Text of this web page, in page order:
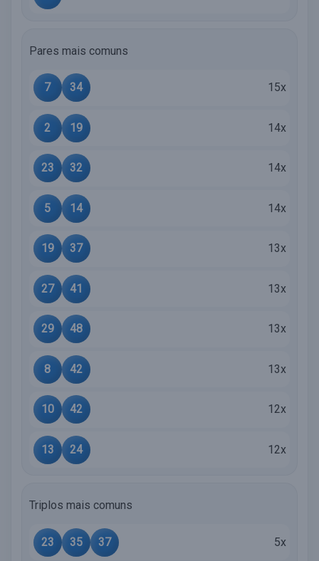
Pares mais comuns
7 34 15x
2 19 14x
23 32 14x
5 14 14x
19 37 13x
27 41 13x
29 48 13x
8 42 13x
10 42 12x
13 24 12x
Triplos mais comuns
23 35 37 5x